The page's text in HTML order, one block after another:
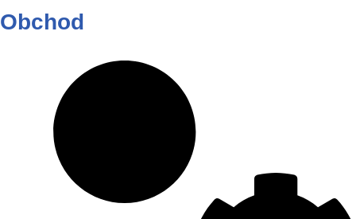
Obchod